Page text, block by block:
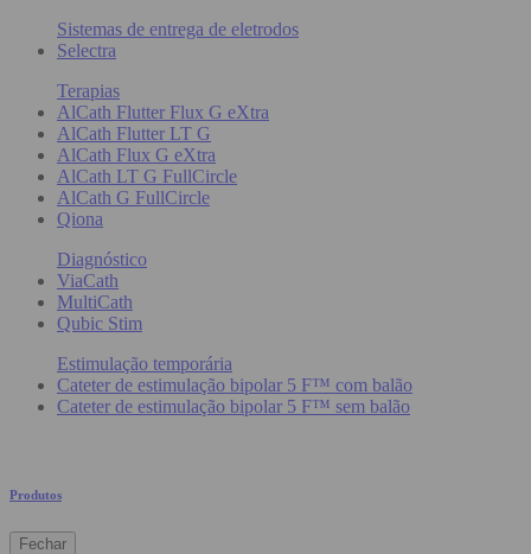
Sistemas de entrega de eletrodos
Selectra
Terapias
AlCath Flutter Flux G eXtra
AlCath Flutter LT G
AlCath Flux G eXtra
AlCath LT G FullCircle
AlCath G FullCircle
Qiona
Diagnóstico
ViaCath
MultiCath
Qubic Stim
Estimulação temporária
Cateter de estimulação bipolar 5 F™ com balão
Cateter de estimulação bipolar 5 F™ sem balão
Produtos
Fechar